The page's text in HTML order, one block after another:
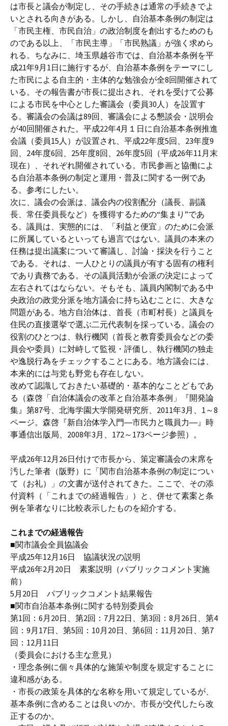
は市長と議会が制定し、その手続きは通常の手続きでよ
いとされる向きがある。しかし、自治基本条例の制定は
「市民主権、市民自治」の政治制度を創出するためのも
のである以上、「市民主導」「市民熟議」が強く求めら
れる。ちなみに、埼玉県越谷市では、自治基本条例を平
成21年9月1日に施行するが、自治基本条例をテーマにし
た市民による自主的・主体的な勉強会が全8回開催されて
いる。その報告書が市長に提出され、それを受けて公募
による市民を中心とした審議会（委員30人）を設置す
る。審議会の会議は89回、審議会による懇談会・説明会
が40回開催された。平成22年4月１日に自治基本条例推進
会議（委員15人）が設置され、平成22年度5回、23年度9
回、24年度6回、25年度8回、26年度5回（平成26年11月末
現在）、それぞれ開催されている。市民参画と協働によ
る自治基本条例の制定と運用・普及に関する一例であ
る。参考にしたい。
次に、議会の会派は、議会内の役割配分（議長、副議
長、常任委員長など）を獲得するための“集まり”であ
る。議員は、実態的には、「利益と便宜」のために会派
に所属しているといっても過言ではない。議員の本来の
任務は提出議案について審議し、討論・採決を行うこと
である。それは、一人ひとりの議員が有する固有の権利
であり責務である。その議員活動が会派の決定によって
左右されてはならない。そもそも、議員内閣制である中
央政治の政党分派を地方議会に持ち込むことに、大きな
問題がある。地方自治体は、首長（市町村長）と議員を
住民の直接選挙で選ぶ二元代表制を採っている。議会の
役割のひとつは、執行機関（首長と教育委員会などの委
員会や委員）に対峙して監視・評価し、執行機関の独走
や逸脱行為をチェックすることにある。地方議会には、
本来的には与党も野党も存在しない。
改めて認識しておきたい基礎的・基本的なことどもであ
る（森啓「自治体議会の改革と自治基本条例」『開発論
集』第87号、北海学園大学開発研究所、2011年3月、1～8
ページ。森啓『新自治体学入門―市民力と職員力―』時
事通信出版局、2008年3月、172～173ページ参照）。
平成26年12月26日付けで市長から、策定審議会の末席を
汚した筆者（阪野）に「関市自治基本条例の制定につい
て（お礼）」の文書が送付されてきた。ここで、その添
付資料（「これまでの経過報告」）と、併せて素案と条
例を筆者なりに比較表示したものを紹介する。
これまでの経過報告
■関市議会全員協議会
平成25年12月16日 協議状況の説明
平成26年2月20日 素案説明（パブリックコメント実施
前）
5月20日 パブリックコメント結果報告
■関市自治基本条例に関する特別委員会
第1回：6月20日、第2回：7月22日、第3回：8月26日、第4
回：9月17日、第5回：10月20日、第6回：11月20日、第7
回：12月11日
（委員会における主な意見）
・理念条例に個々具体的な施策や制度を規定することに
違和感がある。
・市長の政策を具体的な名称を用いて規定しているが、
基本条例に含めることは良いのか。市長が交代したら改
正するのか。